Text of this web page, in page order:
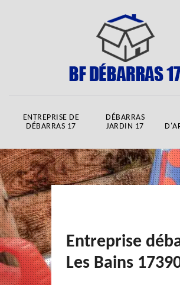
ENTREPRISE DE
DÉBARRAS 17
DÉBARRAS
JARDIN 17
Entreprise
Les Bains